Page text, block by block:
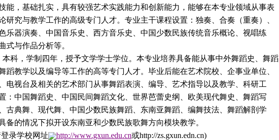
能，基础扎实，具有较强艺术实践能力和创新能力，能够在本专业领域从事表
研究与教学工作的高级专门人才。专业主干课程设置：独奏、合奏（重奏）、
乐器演奏、中国音乐史、西方音乐史、中国少数民族传统音乐概论、视唱练
式与作品分析等。
本科，学制四年，授予文学学士学位。本专业培养具备能从事中外舞蹈史、舞蹈
蹈教学以及编导等工作的高等专门人才。毕业后能在艺术院校、企事业单位、
电视台及相关的艺术部门从事舞蹈表演、编导、艺术指导以及教学、科研工
：中国舞蹈史、中国民间舞蹈文化、世界芭蕾史纲、欧美现代舞史、舞蹈写
古典舞、现代舞、中国少数民族舞蹈、东南亚舞蹈、编舞技法、舞蹈解剖学
备的情况下拟开设东南亚和少数民族歌舞方向模块教学。
录学校网址 http://www.gxun.edu.cn或http://zs.gxun.edn.cn)